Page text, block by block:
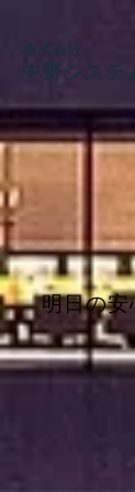
​株式会社
中野システ
明日の